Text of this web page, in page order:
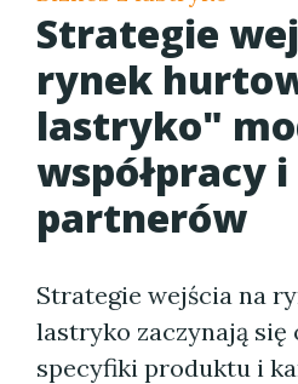
Strategie
rynek
lastryko"
współpracy
partnerów
Strategie wejścia na
lastryko zaczynają się
specyfiki produktu i